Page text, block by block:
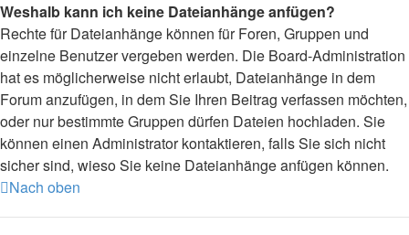
Weshalb kann ich keine Dateianhänge anfügen?
Rechte für Dateianhänge können für Foren, Gruppen und
einzelne Benutzer vergeben werden. Die Board-Administration
hat es möglicherweise nicht erlaubt, Dateianhänge in dem
Forum anzufügen, in dem Sie Ihren Beitrag verfassen möchten,
oder nur bestimmte Gruppen dürfen Dateien hochladen. Sie
können einen Administrator kontaktieren, falls Sie sich nicht
sicher sind, wieso Sie keine Dateianhänge anfügen können.
Nach oben